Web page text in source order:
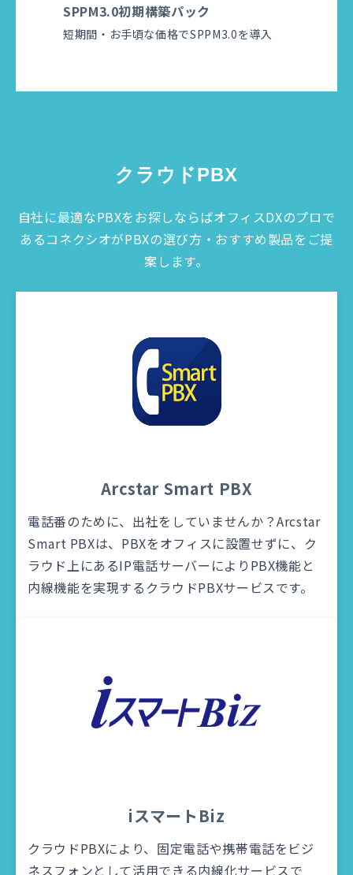
SPPM3.0初期構築パック
短期間・お手頃な価格でSPPM3.0を導入
クラウドPBX
自社に最適なPBXをお探しならばオフィスDXのプロで
あるコネクシオがPBXの選び方・おすすめ製品をご提
案します。
Arcstar Smart PBX
電話番のために、出社をしていませんか？Arcstar
Smart PBXは、PBXをオフィスに設置せずに、ク
ラウド上にあるIP電話サーバーによりPBX機能と
内線機能を実現するクラウドPBXサービスです。
iスマートBiz
クラウドPBXにより、固定電話や携帯電話をビジ
ネスフォンとして活用できる内線化サービスで